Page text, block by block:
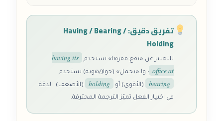
تفريق دقيق: Having / Bearing /
Holding
للتعبير عن «يقع مقرها» نستخدم
having its
office at ؛ ولـ«يحمل» (جواز/هوية) نستخدم
bearing (الأقوى) أو holding
(الأضعف). الدقة
في اختيار الفعل تميّز الترجمة المحترفة.